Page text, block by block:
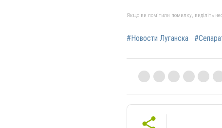
Якщо ви помітили помилку, виділіть
#Новости Луганска